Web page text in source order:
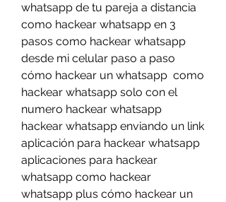
whatsapp de tu pareja a distancia
como hackear whatsapp en 3
pasos como hackear whatsapp
desde mi celular paso a paso
cómo hackear un whatsapp  como
hackear whatsapp solo con el
numero hackear whatsapp
hackear whatsapp enviando un link
aplicación para hackear whatsapp
aplicaciones para hackear
whatsapp como hackear
whatsapp plus cómo hackear un